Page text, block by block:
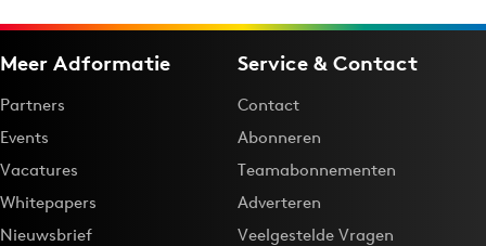
Meer Adformatie
Partners
Events
Vacatures
Whitepapers
Nieuwsbrief
Service & Contact
Contact
Abonneren
Teamabonnementen
Adverteren
Veelgestelde Vragen